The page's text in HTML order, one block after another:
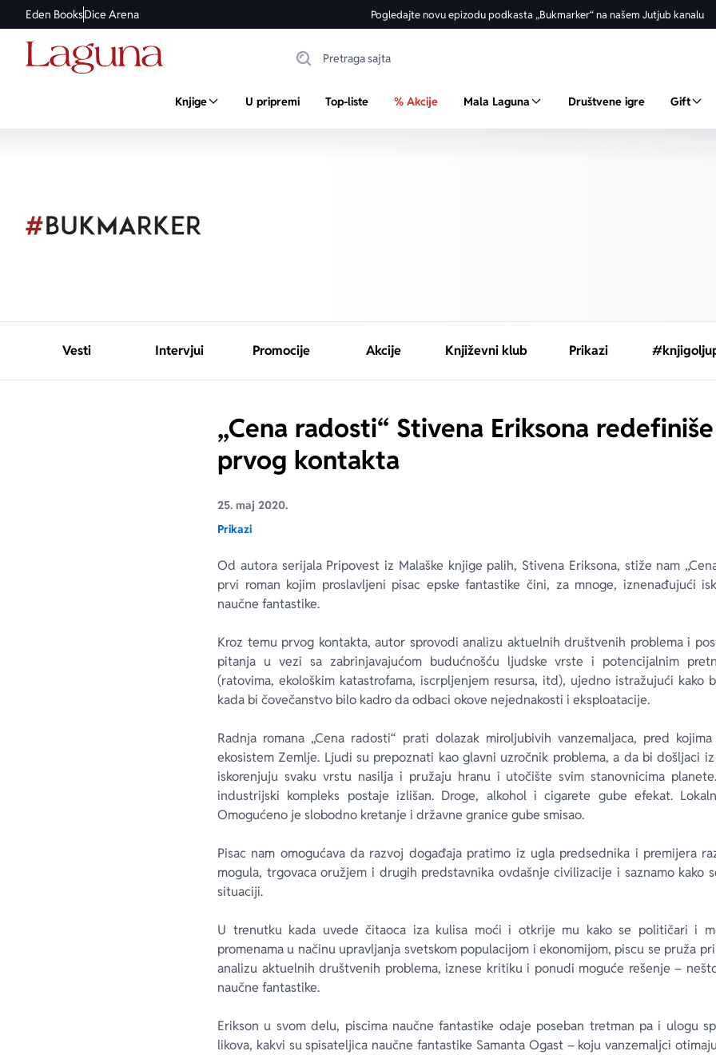
Eden BooksDice Arena Pogledajte novu epizodu podkasta „Bukmarker“ na našem Jutjub kanalu
Knjige U pripremi Top-liste % Akcije Mala Laguna Društvene igre Gift
Vesti Intervjui Promocije Akcije Književni klub Prikazi
„Cena radosti“ Stivena Eriksona
prvog kontakta
25. maj 2020.
Prikazi
Od autora serijala Pripovest iz Malaške knjige palih, Stivena Eriksona, stiže nam
prvi roman kojim proslavljeni pisac epske fantastike čini, za mnoge, iznenađujući
naučne fantastike.
Kroz temu prvog kontakta, autor sprovodi analizu aktuelnih društvenih problema i
pitanja u vezi sa zabrinjavajućom budućnošću ljudske vrste i potencijalnim
(ratovima, ekološkim katastrofama, iscrpljenjem resursa, itd), ujedno istražujući kako
kada bi čovečanstvo bilo kadro da odbaci okove nejednakosti i eksploatacije.
Radnja romana „Cena radosti“ prati dolazak miroljubivih vanzemaljaca, pred
ekosistem Zemlje. Ljudi su prepoznati kao glavni uzročnik problema, a da bi došljaci
iskorenjuju svaku vrstu nasilja i pružaju hranu i utočište svim stanovnicima
industrijski kompleks postaje izlišan. Droge, alkohol i cigarete gube efekat.
Omogućeno je slobodno kretanje i državne granice gube smisao.
Pisac nam omogućava da razvoj događaja pratimo iz ugla predsednika i premijera
mogula, trgovaca oružjem i drugih predstavnika ovdašnje civilizacije i saznamo kako
situaciji.
U trenutku kada uvede čitaoca iza kulisa moći i otkrije mu kako se političari i
promenama u načinu upravljanja svetskom populacijom i ekonomijom, piscu se pruža
analizu aktuelnih društvenih problema, iznese kritiku i ponudi moguće rešenje –
naučne fantastike.
Erikson u svom delu, piscima naučne fantastike odaje poseban tretman pa i ulogu
likova, kakvi su spisateljica naučne fantastike Samanta Ogast – koju vanzemaljci